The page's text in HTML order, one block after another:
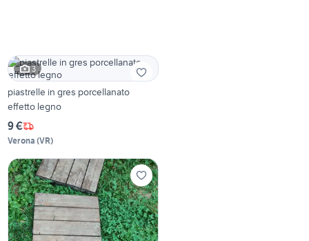
3
piastrelle in gres porcellanato
effetto legno
9 €
Verona (VR)